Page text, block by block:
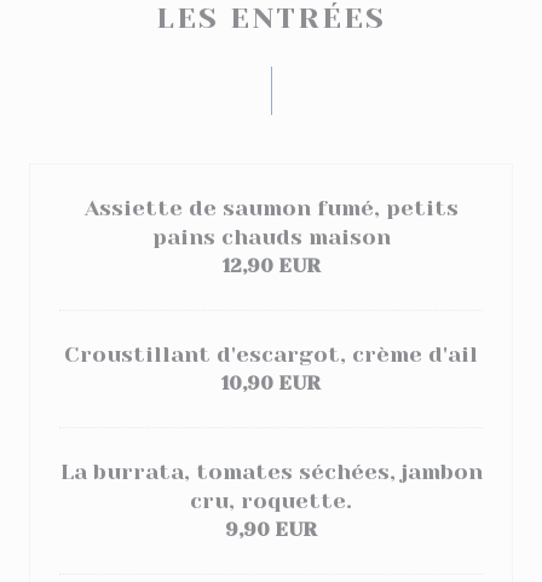
LES ENTRÉES
Assiette de saumon fumé, petits
pains chauds maison
12,90 EUR
Croustillant d'escargot, crème d'ail
10,90 EUR
La burrata, tomates séchées, jambon
cru, roquette.
9,90 EUR